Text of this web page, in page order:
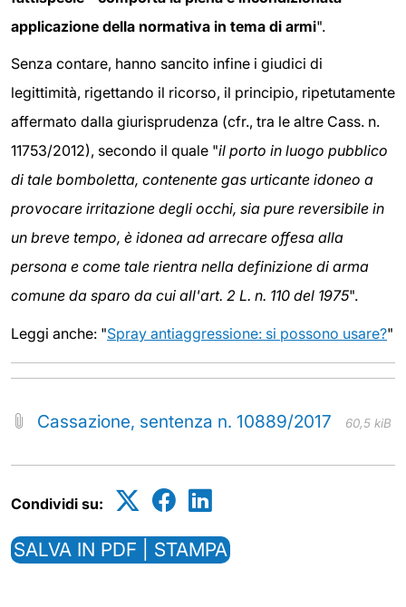
applicazione della normativa in tema di armi".
Senza contare, hanno sancito infine i giudici di
legittimità, rigettando il ricorso, il principio, ripetutamente
affermato dalla giurisprudenza (cfr., tra le altre Cass. n.
11753/2012), secondo il quale "il porto in luogo pubblico
di tale bomboletta, contenente gas urticante idoneo a
provocare irritazione degli occhi, sia pure reversibile in
un breve tempo, è idonea ad arrecare offesa alla
persona e come tale rientra nella definizione di arma
comune da sparo da cui all'art. 2 L. n. 110 del 1975".
Leggi anche: "Spray antiaggressione: si possono usare?"
Cassazione, sentenza n. 10889/2017 60,5 kiB
Condividi su:
SALVA IN PDF | STAMPA